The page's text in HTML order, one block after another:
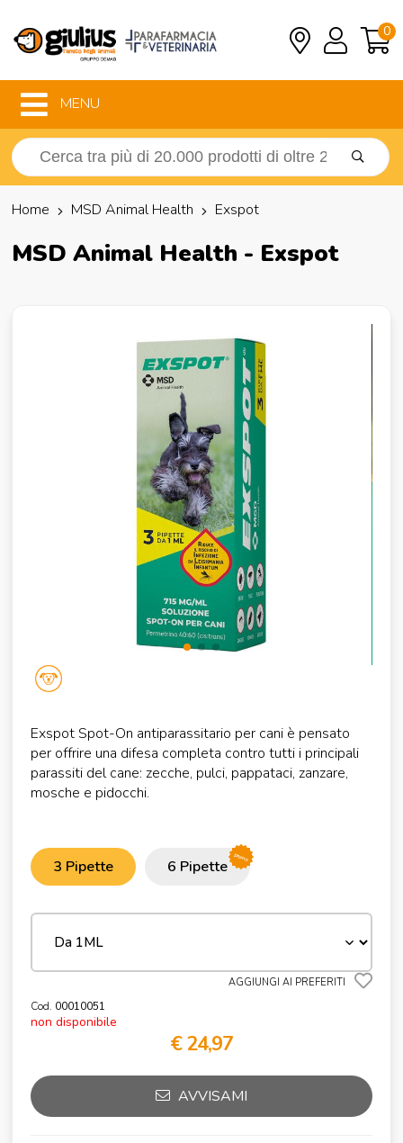
0
MENU
Home MSD Animal Health Exspot
MSD Animal Health - Exspot
Exspot Spot-On antiparassitario per cani è pensato
per offrire una difesa completa contro tutti i principali
parassiti del cane: zecche, pulci, pappataci, zanzare,
mosche e pidocchi.
3 Pipette 6 Pipette promo
AGGIUNGI AI PREFERITI
Cod. 00010051
non disponibile
€ 24,97
AVVISAMI